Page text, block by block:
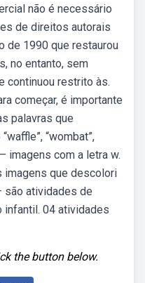
não é necessário
de direitos autorais
de 1990 que restaurou
no entanto, sem
continuou restrito às.
começar, é importante
palavras que
“wombat”,
imagens com a letra w.
imagens que descolori
são atividades de
infantil. 04 atividades
the button below.